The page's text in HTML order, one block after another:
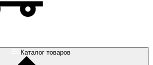
Каталог товаров